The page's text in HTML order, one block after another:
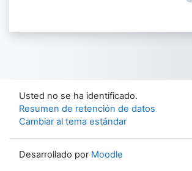
Usted no se ha identificado.
Resumen de retención de datos
Cambiar al tema estándar
Desarrollado por Moodle